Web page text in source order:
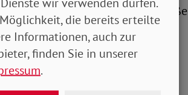
Vergleich – viel zu große
Entgelttransparenzgesetz
gemacht werden,
Kollegen zu erkennen.
die bereits erteilte
Informationen, auch zur
finden Sie in unserer
.